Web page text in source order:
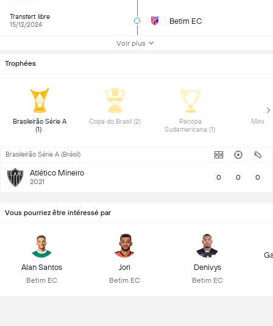
Transfert libre
15/12/2024
Betim EC
Voir plus
Trophées
Brasileirão Série A
Recopa
Sudamericana (1)
Brasileirão Série A (Brésil)
Atlético Mineiro
2021 0 0 0
Vous pourriez être intéressé par
Alan Santos
Betim EC
Jori
Betim EC
Denivys
Betim EC